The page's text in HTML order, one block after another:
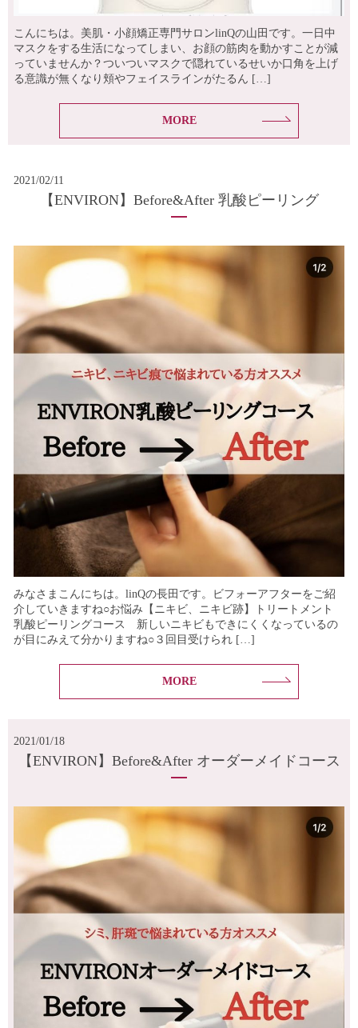
こんにちは。美肌・小顔矯正専門サロンlinQの山田です。一日中
マスクをする生活になってしまい、お顔の筋肉を動かすことが減
っていませんか？ついついマスクで隠れているせいか口角を上げ
る意識が無くなり頬やフェイスラインがたるん […]
MORE
2021/02/11
【ENVIRON】Before&After 乳酸ピーリング
みなさまこんにちは。linQの長田です。ビフォーアフターをご紹
介していきますね○お悩み【ニキビ、ニキビ跡】トリートメント
乳酸ピーリングコース 新しいニキビもできにくくなっているの
が目にみえて分かりますね○３回目受けられ […]
MORE
2021/01/18
【ENVIRON】Before&After オーダーメイドコース